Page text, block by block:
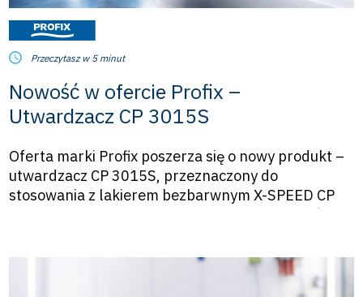
Przeczytasz w 5 minut
Nowość w ofercie Profix –
Utwardzacz CP 3015S
Oferta marki Profix poszerza się o nowy produkt –
utwardzacz CP 3015S, przeznaczony do
stosowania z lakierem bezbarwnym X-SPEED CP
2015. To wolny utwardzacz opracowany z myślą o
potrzebuje więcej czas